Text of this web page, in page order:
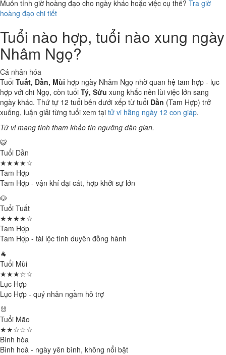
Muốn tính giờ hoàng đạo cho ngày khác hoặc việc cụ thể? Tra giờ
hoàng đạo chi tiết
Tuổi nào hợp, tuổi nào xung ngày
Nhâm Ngọ?
Cá nhân hóa
Tuổi Tuất, Dần, Mùi hợp ngày Nhâm Ngọ nhờ quan hệ tam hợp - lục
hợp với chi Ngọ, còn tuổi Tý, Sửu xung khắc nên lùi việc lớn sang
ngày khác. Thứ tự 12 tuổi bên dưới xếp từ tuổi Dần (Tam Hợp) trở
xuống, luận giải từng tuổi xem tại tử vi hằng ngày 12 con giáp.
Tử vi mang tính tham khảo tín ngưỡng dân gian.
🐯
Tuổi Dần
★★★★☆
Tam Hợp
Tam Hợp - vận khí đại cát, hợp khởi sự lớn
🐶
Tuổi Tuất
★★★★☆
Tam Hợp
Tam Hợp - tài lộc tình duyên đồng hành
🐐
Tuổi Mùi
★★★☆☆
Lục Hợp
Lục Hợp - quý nhân ngầm hỗ trợ
🐰
Tuổi Mão
★★☆☆☆
Bình hòa
Bình hoà - ngày yên bình, không nổi bật